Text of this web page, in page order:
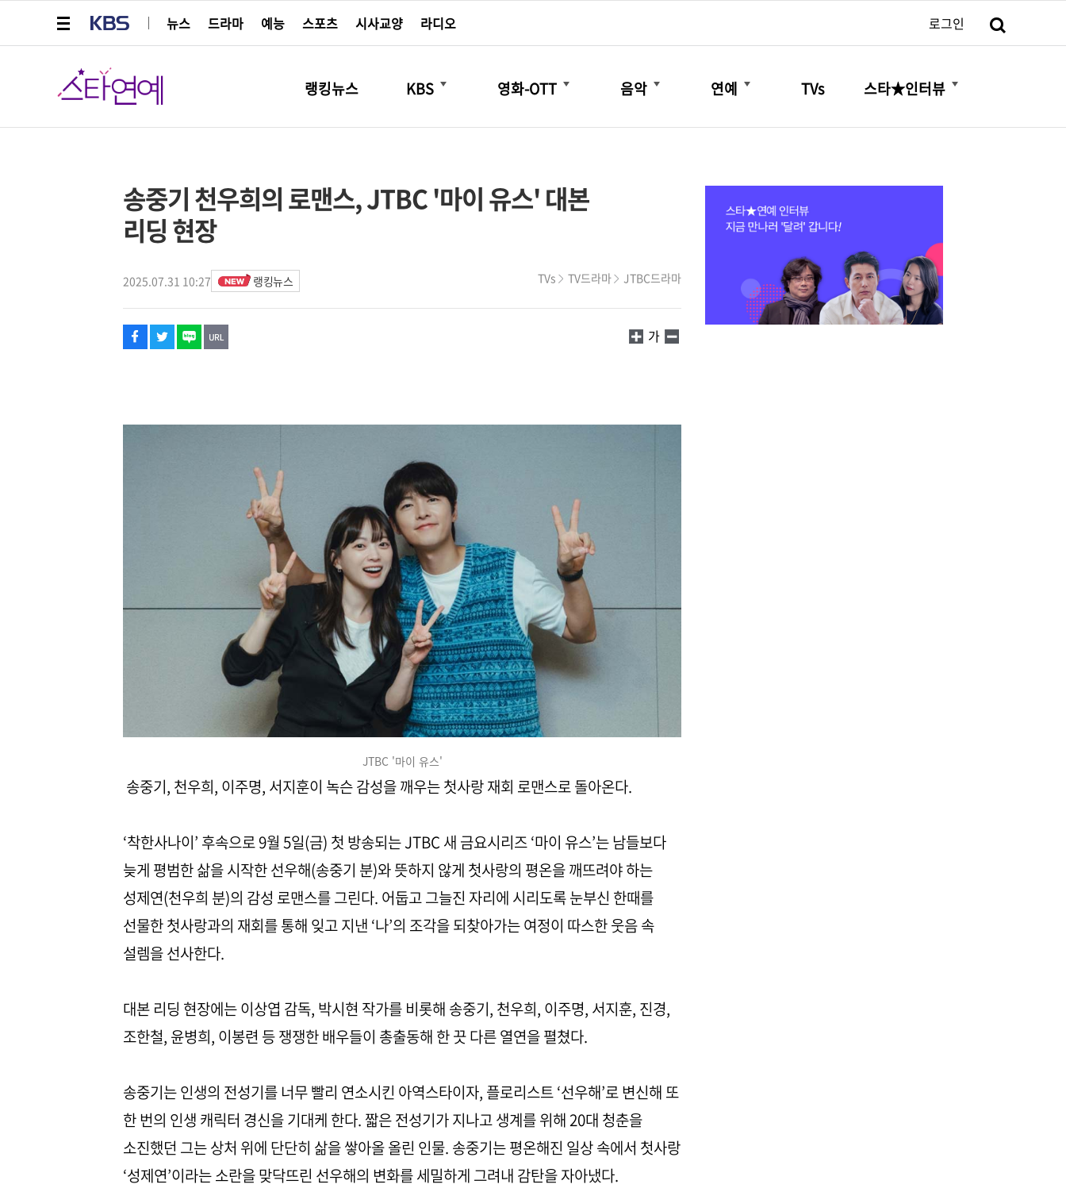
뉴스
드라마 예능 스포츠 시사교양 라디오 로그인
스타연예
랭킹뉴스 KBS
더보기
영화-OTT
더보기
음악
더보기
연예
더보기
TVs 스타★인터뷰
더보기
송중기 천우희의 로맨스, JTBC '마이 유스' 대본
리딩 현장
2025.07.31 10:27 랭킹뉴스 TVs TV드라마 JTBC드라마
페이스북
트위터
네이버
URL복사
글씨 작게보기
가
글씨 크게보기
JTBC '마이 유스'
송중기, 천우희, 이주명, 서지훈이 녹슨 감성을 깨우는 첫사랑 재회 로맨스로 돌아온다.
‘착한사나이’ 후속으로 9월 5일(금) 첫 방송되는 JTBC 새 금요시리즈 ‘마이 유스’는 남들보다
늦게 평범한 삶을 시작한 선우해(송중기 분)와 뜻하지 않게 첫사랑의 평온을 깨뜨려야 하는
성제연(천우희 분)의 감성 로맨스를 그린다. 어둡고 그늘진 자리에 시리도록 눈부신 한때를
선물한 첫사랑과의 재회를 통해 잊고 지낸 ‘나’의 조각을 되찾아가는 여정이 따스한 웃음 속
설렘을 선사한다.
대본 리딩 현장에는 이상엽 감독, 박시현 작가를 비롯해 송중기, 천우희, 이주명, 서지훈, 진경,
조한철, 윤병희, 이봉련 등 쟁쟁한 배우들이 총출동해 한 끗 다른 열연을 펼쳤다.
송중기는 인생의 전성기를 너무 빨리 연소시킨 아역스타이자, 플로리스트 ‘선우해’로 변신해 또
한 번의 인생 캐릭터 경신을 기대케 한다. 짧은 전성기가 지나고 생계를 위해 20대 청춘을
소진했던 그는 상처 위에 단단히 삶을 쌓아올 올린 인물. 송중기는 평온해진 일상 속에서 첫사랑
‘성제연’이라는 소란을 맞닥뜨린 선우해의 변화를 세밀하게 그려내 감탄을 자아냈다.
해시태그
스타박스